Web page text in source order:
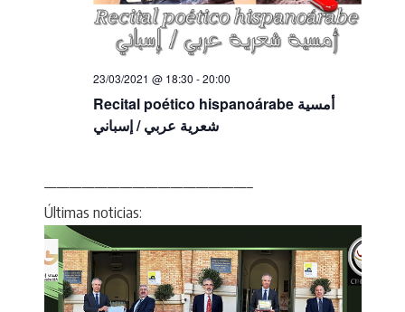
23/03/2021 @ 18:30 -20:00
Recital poético hispanoárabe أمسية
شعرية عربي / إسباني
————————————————–
Últimas noticias: